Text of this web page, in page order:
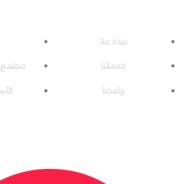
نبذة عنا
خدماتنا
برامجنا
مجتمع